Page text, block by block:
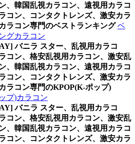
、韓国乱視カラコン、遠視用カラコ
コン、コンタクトレンズ、激安カラ
ラコン専門のベストランキング ベ
グカラコン
バニラ スター、乱視用カラコ
コン、格安乱視用カラコン、激安乱
、韓国乱視カラコン、遠視用カラコ
コン、コンタクトレンズ、激安カラ
ラコン専門のKPOP(K-ポップ)
プ)カラコン
バニラ スター、乱視用カラコ
コン、格安乱視用カラコン、激安乱
、韓国乱視カラコン、遠視用カラコ
コン、コンタクトレンズ、激安カラ